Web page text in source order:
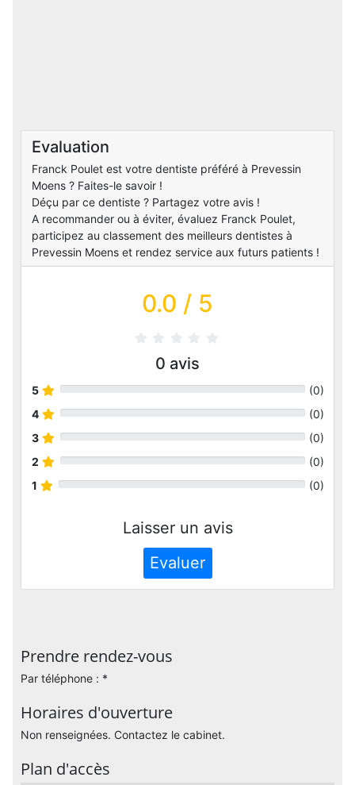
Evaluation
Franck Poulet est votre dentiste préféré à Prevessin
Moens ? Faites-le savoir !
Déçu par ce dentiste ? Partagez votre avis !
A recommander ou à éviter, évaluez Franck Poulet,
participez au classement des meilleurs dentistes à
Prevessin Moens et rendez service aux futurs patients !
0.0 / 5
0 avis
5 (0)
4
(0)
3
(0)
2
(0)
1
(0)
Laisser un avis
Evaluer
Prendre rendez-vous
Par téléphone : *
Horaires d'ouverture
Non renseignées. Contactez le cabinet.
Plan d'accès